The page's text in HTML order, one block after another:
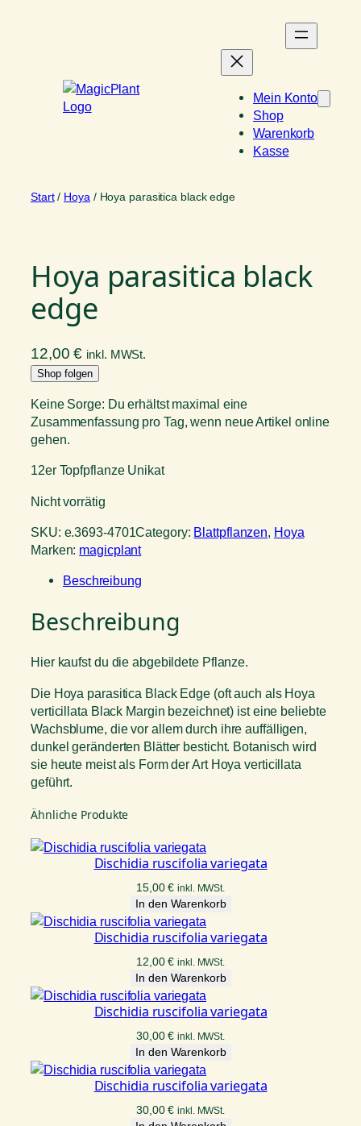
Mein Konto
Shop
Warenkorb
Kasse
Start/ Hoya / Hoya parasitica black edge
Hoya parasitica black
edge
12,00€ inkl. MWSt.
Shop folgen
Keine Sorge: Du erhältst maximal eine
Zusammenfassung pro Tag, wenn neue Artikel online
gehen.
12er Topfpflanze Unikat
Nicht vorrätig
SKU: e.3693-4701Category: Blattpflanzen, Hoya
Marken: magicplant
Beschreibung
Beschreibung
Hier kaufst du die abgebildete Pflanze.
Die Hoya parasitica Black Edge (oft auch als Hoya
verticillata Black Margin bezeichnet) ist eine beliebte
Wachsblume, die vor allem durch ihre auffälligen,
dunkel geränderten Blätter besticht. Botanisch wird
sie heute meist als Form der Art Hoya verticillata
geführt.
Ähnliche Produkte
Dischidia ruscifolia variegata
15,00€ inkl. MWSt.
In den Warenkorb
Dischidia ruscifolia variegata
12,00€ inkl. MWSt.
In den Warenkorb
Dischidia ruscifolia variegata
30,00€ inkl. MWSt.
In den Warenkorb
Dischidia ruscifolia variegata
30,00€ inkl. MWSt.